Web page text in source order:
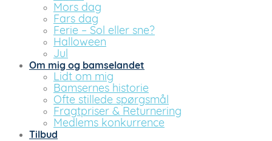
Mors dag
Fars dag
Ferie – Sol eller sne?
Halloween
Jul
Om mig og bamselandet
Lidt om mig
Bamsernes historie
Ofte stillede spørgsmål
Fragtpriser & Returnering
Medlems konkurrence
Tilbud